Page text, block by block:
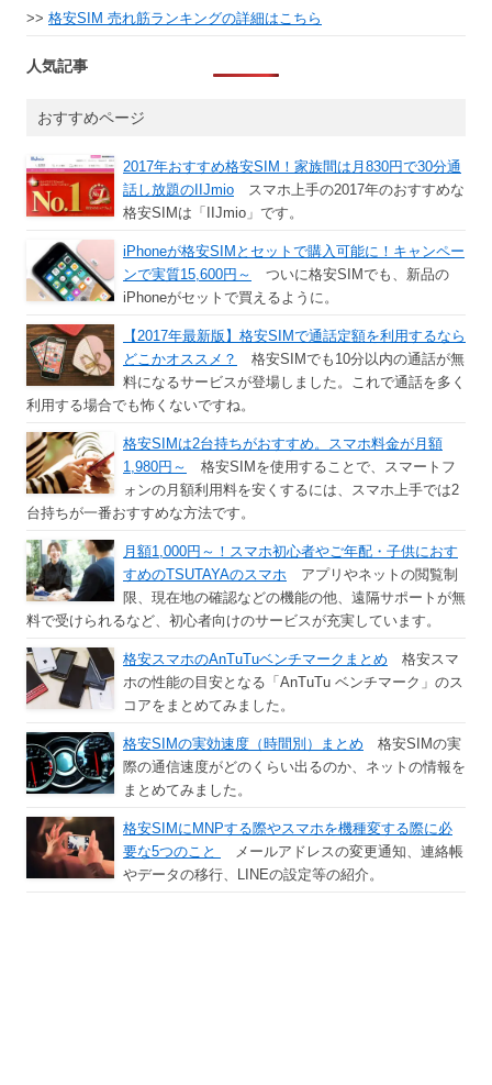
>> 格安SIM 売れ筋ランキングの詳細はこちら
人気記事
おすすめページ
2017年おすすめ格安SIM！家族間は月830円で30分通
話し放題のIIJmio スマホ上手の2017年のおすすめな
格安SIMは「IIJmio」です。
iPhoneが格安SIMとセットで購入可能に！キャンペー
ンで実質15,600円～
ついに格安SIMでも、新品の
iPhoneがセットで買えるように。
【2017年最新版】格安SIMで通話定額を利用するなら
どこかオススメ？
格安SIMでも10分以内の通話が無
料になるサービスが登場しました。これで通話を多く
利用する場合でも怖くないですね。
格安SIMは2台持ちがおすすめ。スマホ料金が月額
1,980円～
格安SIMを使用することで、スマートフ
ォンの月額利用料を安くするには、スマホ上手では2
台持ちが一番おすすめな方法です。
月額1,000円～！スマホ初心者やご年配・子供におす
すめのTSUTAYAのスマホ アプリやネットの閲覧制
限、現在地の確認などの機能の他、遠隔サポートが無
料で受けられるなど、初心者向けのサービスが充実しています。
格安スマホのAnTuTuベンチマークまとめ 格安スマ
ホの性能の目安となる「AnTuTu ベンチマーク」のス
コアをまとめてみました。
格安SIMの実効速度（時間別）まとめ 格安SIMの実
際の通信速度がどのくらい出るのか、ネットの情報を
まとめてみました。
格安SIMにMNPする際やスマホを機種変する際に必
要な5つのこと
メールアドレスの変更通知、連絡帳
やデータの移行、LINEの設定等の紹介。